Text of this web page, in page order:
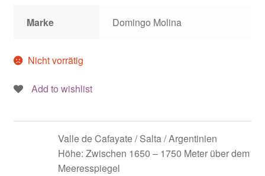
Marke Domingo Molina
Nicht vorrätig
Add to wishlist
Valle de Cafayate / Salta / Argentinien
Höhe: Zwischen 1650 – 1750 Meter über dem
Meeresspiegel